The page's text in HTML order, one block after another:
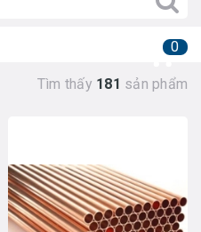
0
Tìm thấy 181 sản phẩm